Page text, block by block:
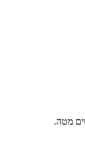
מטה.